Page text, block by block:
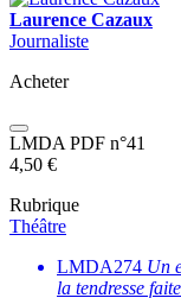
Laurence Cazaux
Journaliste
Acheter
LMDA PDF n°41
4,50 €
Rubrique
Théâtre
LMDA274 Un
la tendresse